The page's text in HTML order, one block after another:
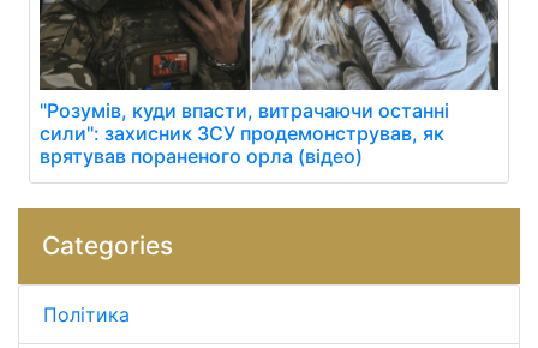
"Розумів, куди впасти, витрачаючи останні
сили": захисник ЗСУ продемонстрував, як
врятував пораненого орла (відео)
Categories
Політика